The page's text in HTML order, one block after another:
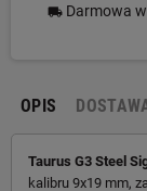
local_shipping Darmowa
OPIS
Taurus G3 Steel
kalibru 9x19 mm,